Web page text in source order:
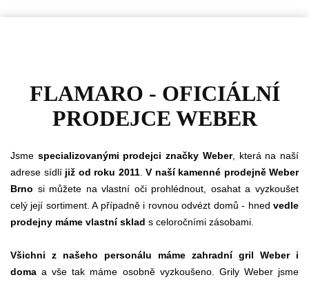
FLAMARO - OFICIÁLNÍ
PRODEJCE WEBER
Jsme specializovanými prodejci značky Weber, která na naší
adrese sídlí již od roku 2011. V naší kamenné prodejně Weber
Brno si můžete na vlastní oči prohlédnout, osahat a vyzkoušet
celý její sortiment. A případně i rovnou odvézt domů - hned vedle
prodejny máme vlastní sklad s celoročními zásobami.
Všichni z našeho personálu máme zahradní gril Weber i
doma a vše tak máme osobně vyzkoušeno. Grily Weber jsme